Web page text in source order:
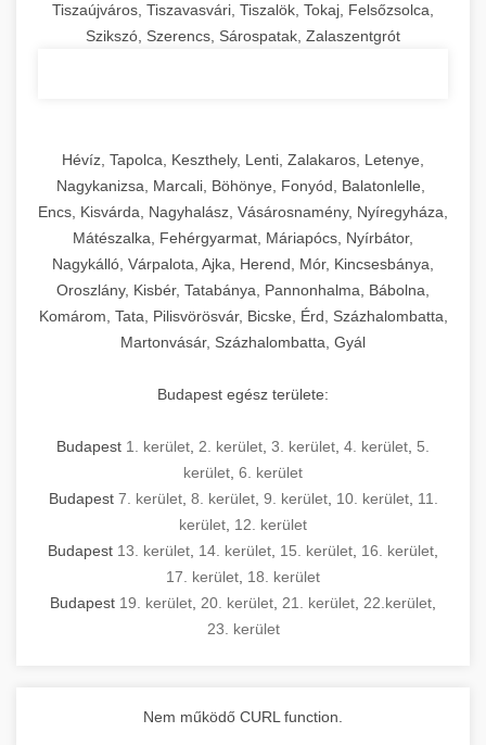
Tiszaújváros, Tiszavasvári, Tiszalök, Tokaj, Felsőzsolca,
Szikszó, Szerencs, Sárospatak, Zalaszentgrót
Hévíz, Tapolca, Keszthely, Lenti, Zalakaros, Letenye,
Nagykanizsa, Marcali, Böhönye, Fonyód, Balatonlelle,
Encs, Kisvárda, Nagyhalász, Vásárosnamény, Nyíregyháza,
Mátészalka, Fehérgyarmat, Máriapócs, Nyírbátor,
Nagykálló, Várpalota, Ajka, Herend, Mór, Kincsesbánya,
Oroszlány, Kisbér, Tatabánya, Pannonhalma, Bábolna,
Komárom, Tata, Pilisvörösvár, Bicske, Érd, Százhalombatta,
Martonvásár, Százhalombatta, Gyál
Budapest egész területe:
Budapest 1. kerület 2. kerület 3. kerület 4. kerület 5.
kerület 6. kerület
Budapest 7. kerület, 8. kerület, 9. kerület, 10. kerület, 11.
kerület 12. kerület
Budapest 13. kerület 14. kerület 15. kerület 16. kerület
17. kerület 18. kerület
Budapest 19. kerület 20. kerület 21. kerület 22.kerület
23. kerület
Nem működő CURL function.